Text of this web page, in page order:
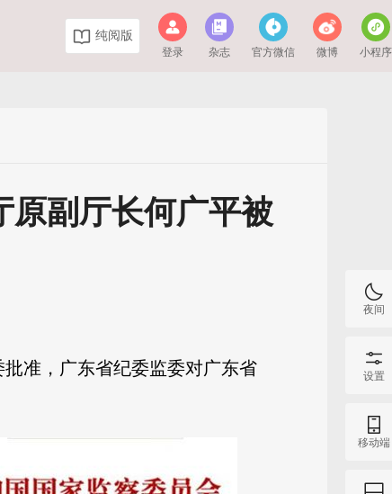
纯阅版
登录 杂志 官方微信 微博 小程序
原副厅长何广平被
准，广东省纪委监委对广东省
夜间
设置
移动端